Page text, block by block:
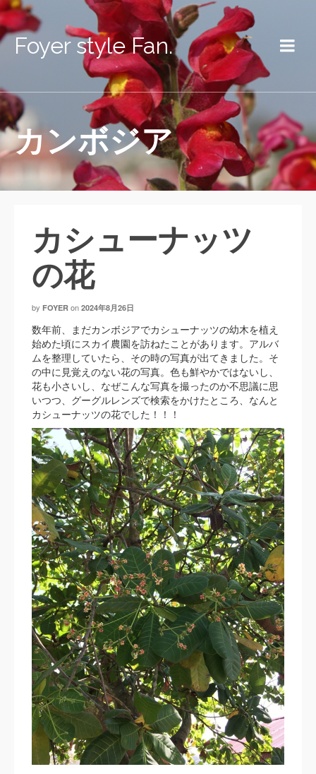
Foyer style Fan.
カンボジア
カシューナッツ
の花
by FOYER on 2024年8月26日
数年前、まだカンボジアでカシューナッツの幼木を植え
始めた頃にスカイ農園を訪ねたことがあります。アルバ
ムを整理していたら、その時の写真が出てきました。そ
の中に見覚えのない花の写真。色も鮮やかではないし、
花も小さいし、なぜこんな写真を撮ったのか不思議に思
いつつ、グーグルレンズで検索をかけたところ、なんと
カシューナッツの花でした！！！